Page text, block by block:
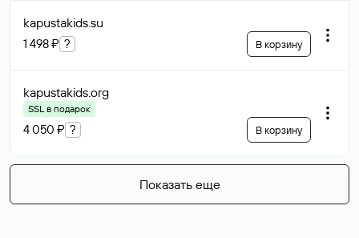
kapustakids.su
1 498 ₽ ? В корзину
kapustakids.org
SSL в подарок
4 050 ₽ ? В корзину
Показать еще